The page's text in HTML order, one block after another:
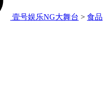
壹号娱乐NG大舞台 > 食品